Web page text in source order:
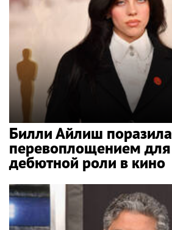
Билли Айлиш поразила
перевоплощением для
дебютной роли в кино